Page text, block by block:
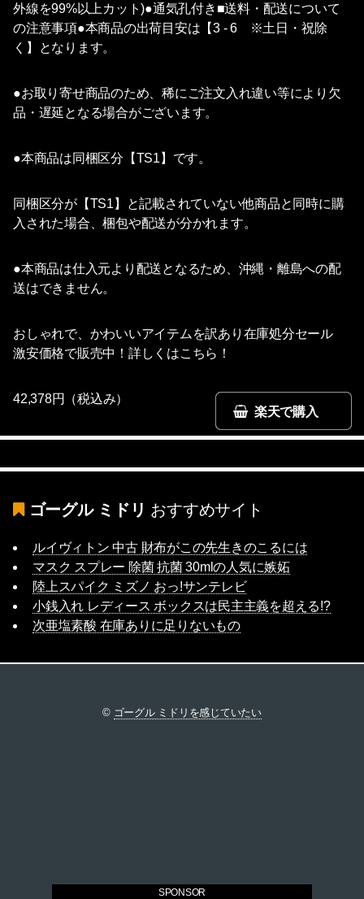
外線を99%以上カット)●通気孔付き■送料・配送について
の注意事項●本商品の出荷目安は【3 - 6 ※土日・祝除
く】となります。
●お取り寄せ商品のため、稀にご注文入れ違い等により欠
品・遅延となる場合がございます。
●本商品は同梱区分【TS1】です。
同梱区分が【TS1】と記載されていない他商品と同時に購
入された場合、梱包や配送が分かれます。
●本商品は仕入元より配送となるため、沖縄・離島への配
送はできません。
おしゃれで、かわいいアイテムを訳あり在庫処分セール
激安価格で販売中！詳しくはこちら！
楽天で購入
42,378円（税込み）
ゴーグル ミドリ おすすめサイト
ルイヴィトン 中古 財布がこの先生きのこるには
マスク スプレー 除菌 抗菌 30mlの人気に嫉妬
陸上スパイク ミズノ おっ!サンテレビ
小銭入れ レディース ボックスは民主主義を超える!?
次亜塩素酸 在庫ありに足りないもの
© ゴーグル ミドリを感じていたい
SPONSOR